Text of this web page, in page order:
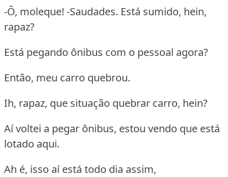
-Ô, moleque! -Saudades. Está sumido, hein,
rapaz?
Está pegando ônibus com o pessoal agora?
Então, meu carro quebrou.
Ih, rapaz, que situação quebrar carro, hein?
Aí voltei a pegar ônibus, estou vendo que está
lotado aqui.
Ah é, isso aí está todo dia assim,